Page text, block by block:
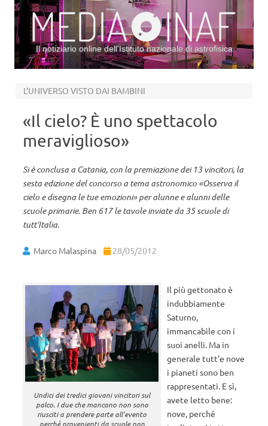
Il notiziario online dell’Istituto nazionale di astrofisica
L’UNIVERSO VISTO DAI BAMBINI
«Il cielo? È uno spettacolo
meraviglioso»
Si è conclusa a Catania, con la premiazione dei 13 vincitori, la
sesta edizione del concorso a tema astronomico «Osserva il
cielo e disegna le tue emozioni» per alunne e alunni delle
scuole primarie. Ben 617 le tavole inviate da 35 scuole di
tutt’Italia.
Marco Malaspina 28/05/2012
Undici dei tredici giovani vincitori sul
palco. I due che mancano non sono
riusciti a prendere parte all'evento
perché provenienti da scuole non
Il più gettonato è
indubbiamente
Saturno,
immancabile con i
suoi anelli. Ma in
generale tutt’e nove
i pianeti sono ben
rappresentati. E sì,
avete letto bene:
nove, perché